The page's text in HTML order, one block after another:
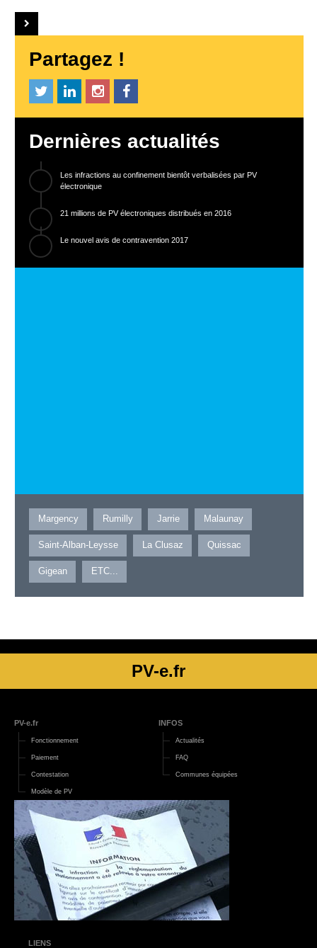
Partagez !
Dernières actualités
Les infractions au confinement bientôt verbalisées par PV
électronique
21 millions de PV électroniques distribués en 2016
Le nouvel avis de contravention 2017
Margency Rumilly Jarrie Malaunay
Saint-Alban-Leysse La Clusaz Quissac
Gigean ETC...
PV-e.fr
PV-e.fr
Fonctionnement
Paiement
Contestation
Modèle de PV
INFOS
Actualités
FAQ
Communes équipées
LIENS